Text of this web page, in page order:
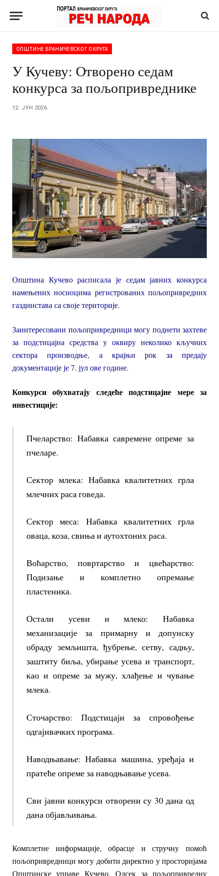
ОПШТИНЕ БРАНИЧЕВСКОГ ОКРУГА
У Кучеву: Отворено седам
конкурса за пољопривреднике
12. ЈУН 2026.
Општина Кучево расписала је седам јавних конкурса
намењених носиоцима регистрованих пољопривредних
газдинстава са своје територије.
Заинтересовани пољопривредници могу поднети захтеве
за подстицајна средства у оквиру неколико кључних
сектора производње, а крајњи рок за предају
документације је 7. јул ове године.
Конкурси обухватају следеће подстицајне мере за
инвестиције:
Пчеларство: Набавка савремене опреме за
пчеларе.
Сектор млека: Набавка квалитетних грла
млечних раса говеда.
Сектор меса: Набавка квалитетних грла
оваца, коза, свиња и аутохтоних раса.
Воћарство, повртарство и цвећарство:
Подизање и комплетно опремање
пластеника.
Остали усеви и млеко: Набавка
механизације за примарну и допунску
обраду земљишта, ђубрење, сетву, садњу,
заштиту биља, убирање усева и транспорт,
као и опреме за мужу, хлађење и чување
млека.
Сточарство: Подстицаји за спровођење
одгајивачких програма.
Наводњавање: Набавка машина, уређаја и
пратеће опреме за наводњавање усева.
Сви јавни конкурси отворени су 30 дана од
дана објављивања.
Комплетне информације, обрасце и стручну помоћ
пољопривредници могу добити директно у просторијама
Општинске управе Кучево, Одсек за пољопривредну